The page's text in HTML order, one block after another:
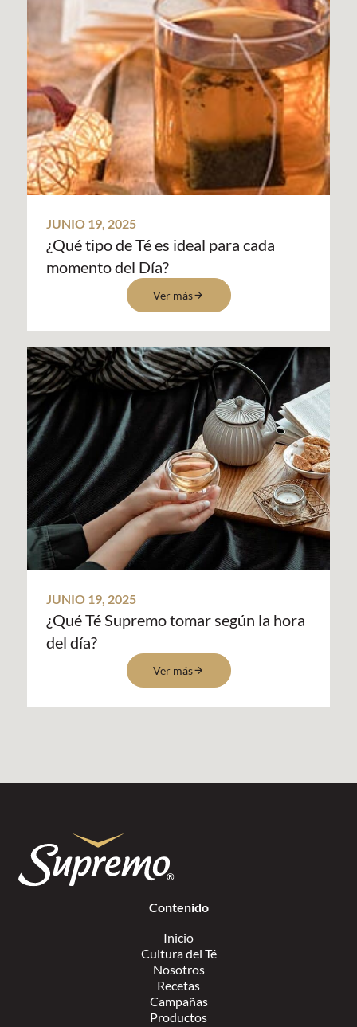
JUNIO 19, 2025
¿Qué tipo de Té es ideal para cada
momento del Día?
Ver más
JUNIO 19, 2025
¿Qué Té Supremo tomar según la hora
del día?
Ver más
Contenido
Inicio
Cultura del Té
Nosotros
Recetas
Campañas
Productos